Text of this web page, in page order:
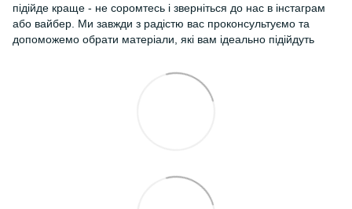
підійде краще - не соромтесь і зверніться до нас в інстаграм
або вайбер. Ми завжди з радістю вас проконсультуємо та
допоможемо обрати матеріали, які вам ідеально підійдуть